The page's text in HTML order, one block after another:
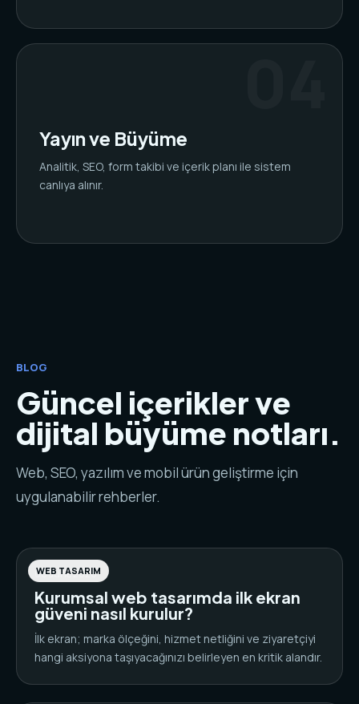
Yayın ve Büyüme
Analitik, SEO, form takibi ve içerik planı ile sistem
canlıya alınır.
BLOG
Güncel içerikler ve
dijital büyüme notları.
Web, SEO, yazılım ve mobil ürün geliştirme için
uygulanabilir rehberler.
WEB TASARIM
06 June 2026
Kurumsal web tasarımda ilk ekran
güveni nasıl kurulur?
İlk ekran; marka ölçeğini, hizmet netliğini ve ziyaretçiyi
hangi aksiyona taşıyacağınızı belirleyen en kritik alandır.